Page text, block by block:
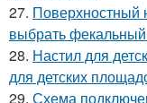
27. Поверхностный
выбрать
28. Настил для
для детских
29. Схема